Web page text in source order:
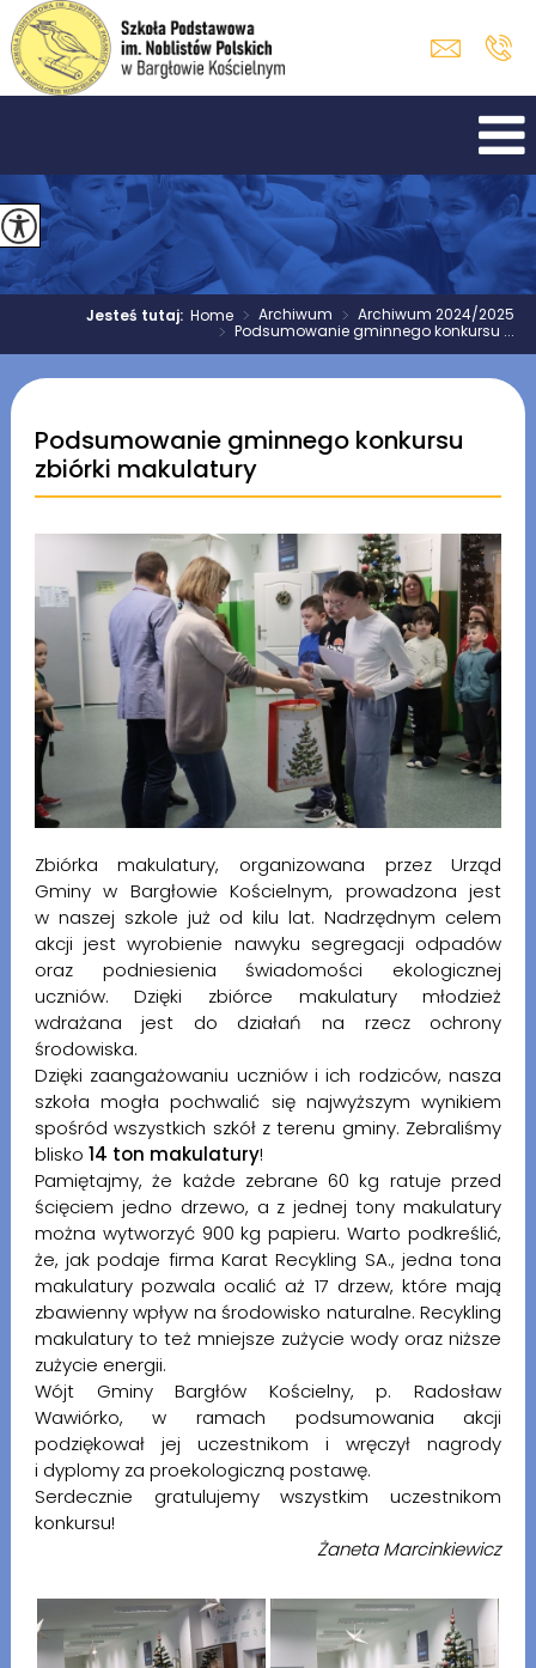
Jesteś tutaj:Home > Archiwum > Archiwum 2024/2025
> Podsumowanie gminnego konkursu ...
Podsumowanie gminnego konkursu
zbiórki makulatury
Zbiórka makulatury, organizowana przez Urząd
Gminy w Bargłowie Kościelnym, prowadzona jest
w naszej szkole już od kilu lat. Nadrzędnym celem
akcji jest wyrobienie nawyku segregacji odpadów
oraz podniesienia świadomości ekologicznej
uczniów. Dzięki zbiórce makulatury młodzież
wdrażana jest do działań na rzecz ochrony
środowiska.
Dzięki zaangażowaniu uczniów i ich rodziców, nasza
szkoła mogła pochwalić się najwyższym wynikiem
spośród wszystkich szkół z terenu gminy. Zebraliśmy
blisko 14 ton makulatury!
Pamiętajmy, że każde zebrane 60 kg ratuje przed
ścięciem jedno drzewo, a z jednej tony makulatury
można wytworzyć 900 kg papieru. Warto podkreślić,
że, jak podaje firma Karat Recykling SA., jedna tona
makulatury pozwala ocalić aż 17 drzew, które mają
zbawienny wpływ na środowisko naturalne. Recykling
makulatury to też mniejsze zużycie wody oraz niższe
zużycie energii.
Wójt Gminy Bargłów Kościelny, p. Radosław
Wawiórko, w ramach podsumowania akcji
podziękował jej uczestnikom i wręczył nagrody
i dyplomy za proekologiczną postawę.
Serdecznie gratulujemy wszystkim uczestnikom
konkursu!
Żaneta Marcinkiewicz